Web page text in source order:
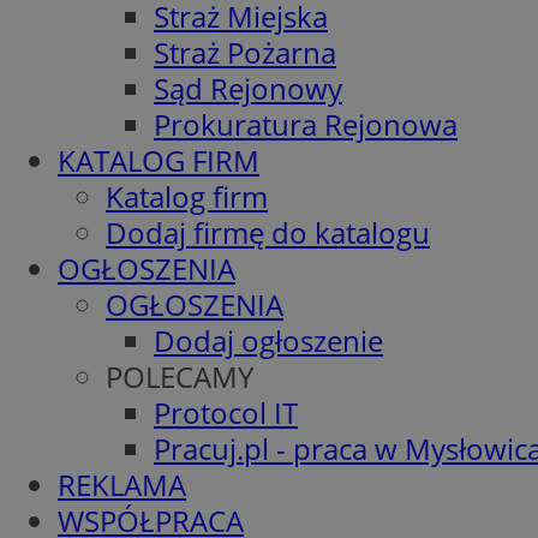
Straż Miejska
Straż Pożarna
Sąd Rejonowy
Prokuratura Rejonowa
KATALOG FIRM
Katalog firm
Dodaj firmę do katalogu
OGŁOSZENIA
OGŁOSZENIA
Dodaj ogłoszenie
POLECAMY
Protocol IT
Pracuj.pl - praca w
REKLAMA
WSPÓŁPRACA